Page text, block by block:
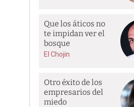
Que los áticos no
te impidan ver el
bosque
El Chojin
Otro éxito de los
empresarios del
miedo